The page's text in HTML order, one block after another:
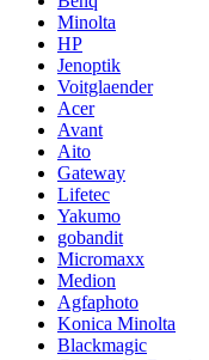
Minolta
HP
Jenoptik
Voitglaender
Acer
Avant
Aito
Gateway
Lifetec
Yakumo
gobandit
Micromaxx
Medion
Agfaphoto
Konica Minolta
Blackmagic